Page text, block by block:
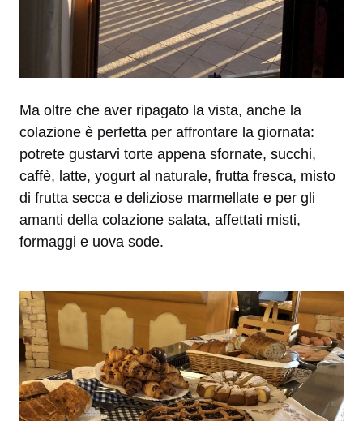
Ma oltre che aver ripagato la vista, anche la
colazione è perfetta per affrontare la giornata:
potrete gustarvi torte appena sfornate, succhi,
caffè, latte, yogurt al naturale, frutta fresca, misto
di frutta secca e deliziose marmellate e per gli
amanti della colazione salata, affettati misti,
formaggi e uova sode.